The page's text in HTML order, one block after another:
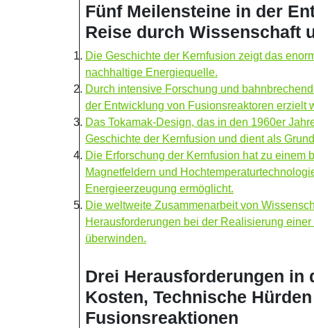
Fünf Meilensteine in der
Reise durch Wissenschaft
Die Geschichte der Kernfusion zeigt das
nachhaltige Energiequelle.
Durch intensive Forschung und
der Entwicklung von Fusionsreaktoren erzielt
Das Tokamak-Design, das in den 1960er
Geschichte der Kernfusion und dient als
Die Erforschung der Kernfusion hat zu einem
Magnetfeldern und
Energieerzeugung ermöglicht.
Die weltweite Zusammenarbeit von
Herausforderungen bei der Realisierung
überwinden.
Drei Herausforderungen in
Kosten, Technische
Fusionsreaktionen